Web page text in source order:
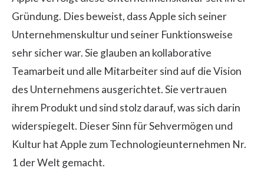
Gründung. Dies beweist, dass Apple sich seiner
Unternehmenskultur und seiner Funktionsweise
sehr sicher war. Sie glauben an kollaborative
Teamarbeit und alle Mitarbeiter sind auf die Vision
des Unternehmens ausgerichtet. Sie vertrauen
ihrem Produkt und sind stolz darauf, was sich darin
widerspiegelt. Dieser Sinn für Sehvermögen und
Kultur hat Apple zum Technologieunternehmen Nr.
1 der Welt gemacht.